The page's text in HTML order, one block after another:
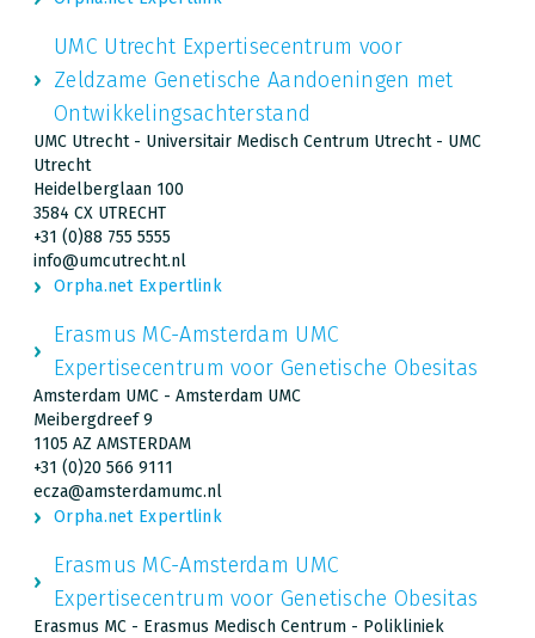
UMC Utrecht Expertisecentrum voor
Zeldzame Genetische Aandoeningen met
Ontwikkelingsachterstand
UMC Utrecht - Universitair Medisch Centrum Utrecht - UMC
Utrecht
Heidelberglaan 100
3584 CX UTRECHT
+31 (0)88 755 5555
info@umcutrecht.nl
Orpha.net Expertlink
Erasmus MC-Amsterdam UMC
Expertisecentrum voor Genetische Obesitas
Amsterdam UMC - Amsterdam UMC
Meibergdreef 9
1105 AZ AMSTERDAM
+31 (0)20 566 9111
ecza@amsterdamumc.nl
Orpha.net Expertlink
Erasmus MC-Amsterdam UMC
Expertisecentrum voor Genetische Obesitas
Erasmus MC - Erasmus Medisch Centrum - Polikliniek